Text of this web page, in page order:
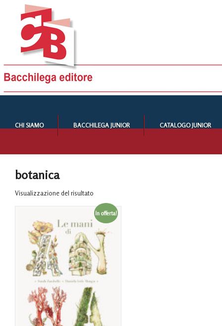
CHI SIAMO BACCHILEGA JUNIOR CATALOGO JUNIOR
botanica
Visualizzazione del risultato
In offerta!